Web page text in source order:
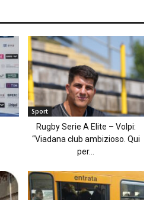
Sport
Rugby Serie A Elite – Volpi:
“Viadana club ambizioso. Qui
per...